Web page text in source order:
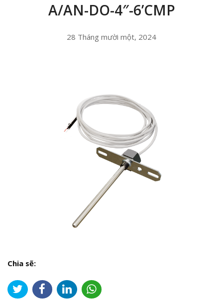
A/AN-DO-4″-6’CMP
28 Tháng mười một, 2024
Chia sẽ: